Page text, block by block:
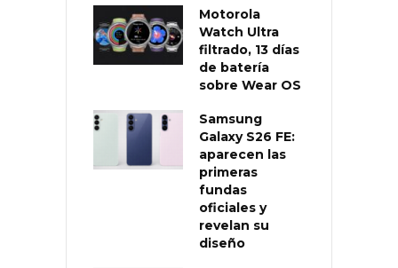
Motorola
Watch Ultra
filtrado, 13 días
de batería
sobre Wear OS
Samsung
Galaxy S26 FE:
aparecen las
primeras
fundas
oficiales y
revelan su
diseño